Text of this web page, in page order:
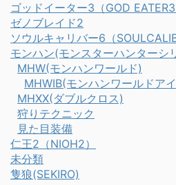
装備している防具の上
に、見た目を上書きする
装備です。 専用装備枠が
あります。 名称も変わっ
ていることから、装 ...
ゴッドイーター3（GOD EATER3
ゼノブレイド2
ソウルキャリバー6（
モンハン(モンスターハンターシ
MHW(モンハンワールド)
MHWIB(モンハンワールドア
MHXX(ダブルクロス)
狩りテクニック
見た目装備
仁王2（NIOH2）
未分類
隻狼(SEKIRO)